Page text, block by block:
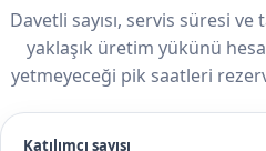
Davetli sayısı, servis süresi
yaklaşık üretim yükünü
yetmeyeceği pik saatleri
Katılımcı sayısı